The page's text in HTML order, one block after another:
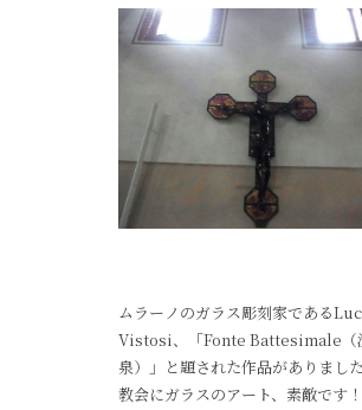
ムラーノのガラス彫刻家である
Vistosi、「Fonte Battesimale（
泉）」と題された作品がありました
教会にガラスのアート、素敵です！